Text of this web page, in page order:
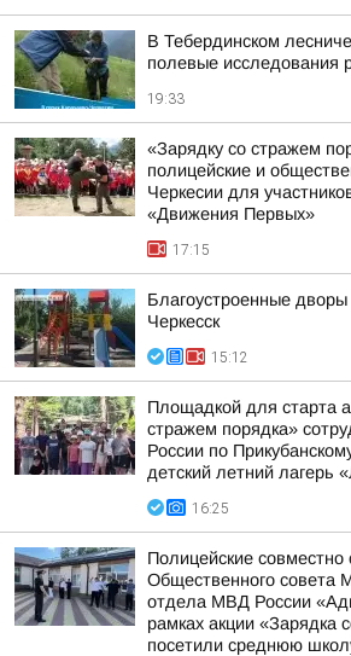
В Тебердинском
полевые исследования
19:33
«Зарядку со стражем
полицейские и
Черкесии для
«Движения Первых»
17:15
Благоустроенные дворы
Черкесск
15:12
Площадкой для старта
стражем порядка»
России по
детский летний лагерь
16:25
Полицейские совместно
Общественного совета
отдела МВД России
рамках акции «Зарядка
посетили среднюю